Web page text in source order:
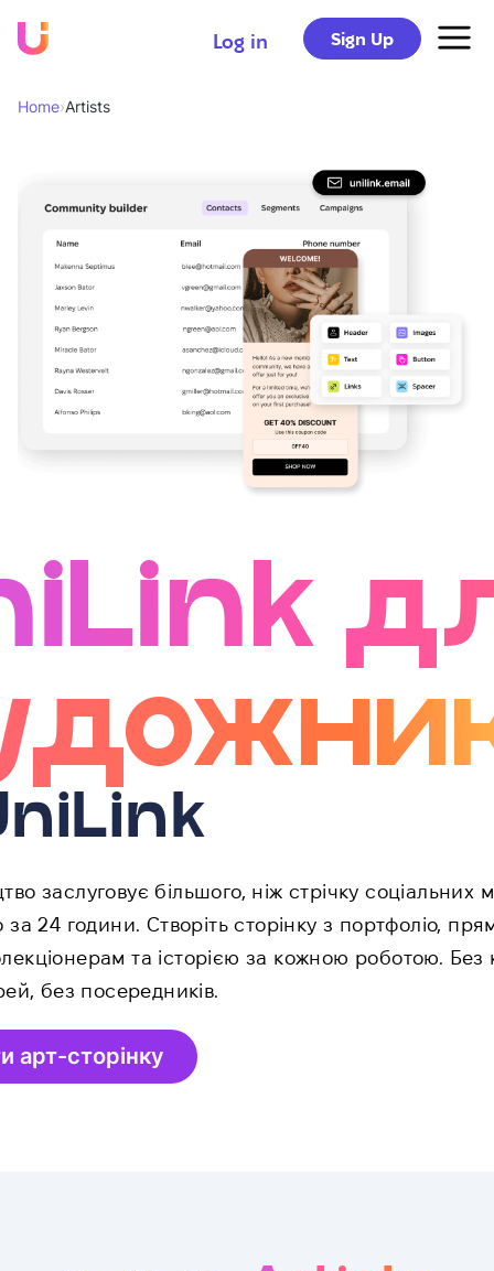
Log in Sign Up
Home›Artists
заслуговує більшого, ніж стрічку соціальних
за 24 години. Створіть сторінку з портфоліо,
та історією за кожною роботою. Без
без посередників.
арт-сторінку